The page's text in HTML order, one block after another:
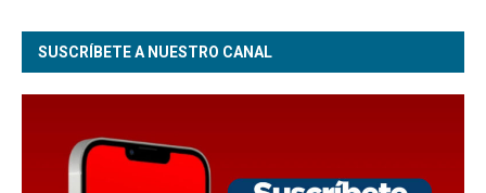
SUSCRÍBETE A NUESTRO CANAL